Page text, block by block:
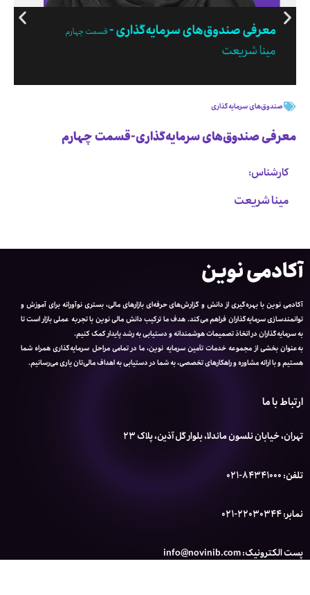
صندوق‌های سرمایه‌گذاری
معرفی صندوق‌های سرمایه‌گذاری-قسمت چهارم
کارشناس:
مینا شریعت
آکادمی نوین
آکادمی نوین با بهره‌گیری از دانش و گزارش‌های حرفه‌ای بازارهای مالی، بستری نوآورانه برای آموزش و
توانمندسازی سرمایه‌گذاران فراهم می‌کند. هدف ما ترکیب دانش مالی نوین با تجربه عملی بازار است تا
به سرمایه‌گذاران در اتخاذ تصمیمات هوشمندانه و دستیابی به رشد پایدار کمک کنیم.
به‌عنوان بخشی از مجموعه خدمات تأمین سرمایه نوین، ما در تمامی مراحل سرمایه‌گذاری همراه شما
هستیم و با ارائه مشاوره و راهکارهای تخصصی، به شما در دستیابی به اهداف مالی‌تان یاری می‌رسانیم.
ارتباط با ما
تهران، خیابان نلسون ماندلا، بلوار گل آذین، پلاک 23
تلفن: 84341000-021
نمابر: 22030344-021
پست الکترونیک: info@novinib.com